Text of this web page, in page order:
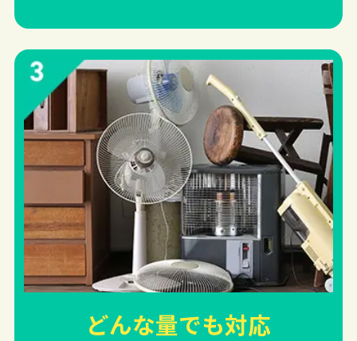
どんな量でも対応